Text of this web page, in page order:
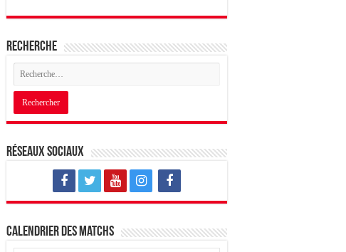
Recherche
Réseaux sociaux
Calendrier des matchs